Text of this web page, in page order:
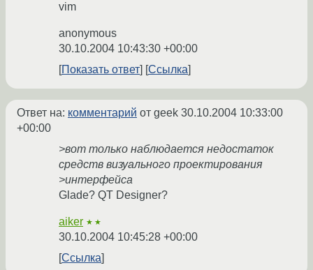
vim
anonymous
30.10.2004 10:43:30 +00:00
Показать ответ
Ссылка
Ответ на: комментарий от geek 30.10.2004 10:33:00
+00:00
>вот только наблюдается недостаток
средств визуального проектирования
>интерфейса
Glade? QT Designer?
aiker ★★
30.10.2004 10:45:28 +00:00
Ссылка